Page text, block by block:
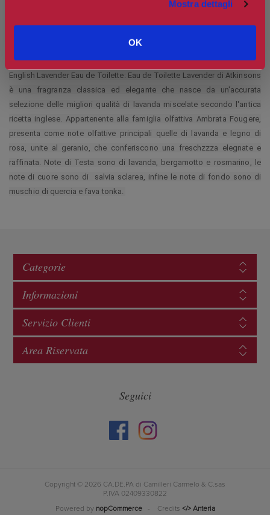
Mostra dettagli
OK
English Lavender Eau de Toilette: Eau de Toilette Lavender di Atkinsons
è una fragranza classica ed elegante che nasce da un'accurata
selezione delle migliori qualità di lavanda miscelate secondo l'antica
ricetta inglese. Appartenente alla famiglia olfattiva Ambrata Fougere,
presenta come note olfattive principali quelle di lavanda e legno di
rosa, unite al geranio, che conferiscono una freschzzza elegnate e
raffinata. Note di Testa sono di lavanda, bergamotto e rosmarino, le
note di cuore sono di salvia sclarea, infine le note di fondo sono di
muschio di quercia e fava tonka.
Categorie
Informazioni
Servizio Clienti
Area Riservata
Seguici
Copyright © 2026 CA.DE.PA di Camilleri Carmelo & C.sas
P.IVA 02409330822
Powered by nopCommerce- Credits </> Anteria